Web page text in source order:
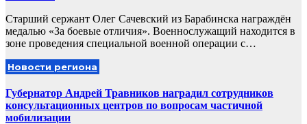
Старший сержант Олег Сачевский из Барабинска награждён
медалью «За боевые отличия». Военнослужащий находится в
зоне проведения специальной военной операции с…
Новости региона
Губернатор Андрей Травников наградил сотрудников
консультационных центров по вопросам частичной
мобилизации